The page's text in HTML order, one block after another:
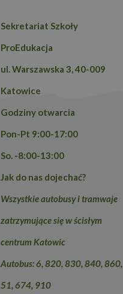
Sekretariat Szkoły
ProEdukacja
ul. Warszawska 3, 40-009
Katowice
Godziny otwarcia
Pon-Pt 9:00-17:00
So. -8:00-13:00
Jak do nas dojechać?
Wszystkie autobusy i tramwaje
zatrzymujące się w ścisłym
centrum Katowic
Autobus: 6, 820, 830, 840, 860,
51, 674, 910